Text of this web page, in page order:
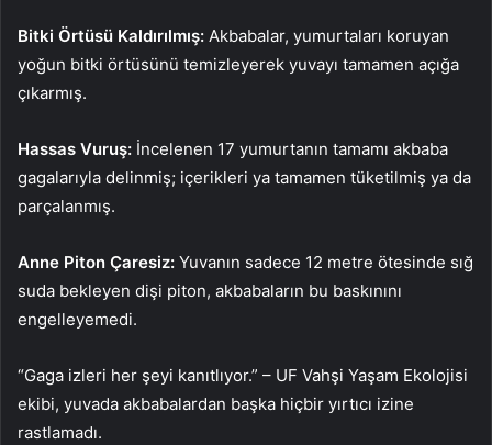
Bitki Örtüsü Kaldırılmış: Akbabalar, yumurtaları koruyan
yoğun bitki örtüsünü temizleyerek yuvayı tamamen açığa
çıkarmış.
Hassas Vuruş: İncelenen 17 yumurtanın tamamı akbaba
gagalarıyla delinmiş; içerikleri ya tamamen tüketilmiş ya da
parçalanmış.
Anne Piton Çaresiz: Yuvanın sadece 12 metre ötesinde sığ
suda bekleyen dişi piton, akbabaların bu baskınını
engelleyemedi.
“Gaga izleri her şeyi kanıtlıyor.” – UF Vahşi Yaşam Ekolojisi
ekibi, yuvada akbabalardan başka hiçbir yırtıcı izine
rastlamadı.